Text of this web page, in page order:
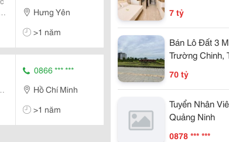
Hưng Yên
>1 năm
0866 *** ***
Hồ Chí Minh
>1 năm
7 tỷ
Bán Lô Đất 3
Trường Chinh,
789M2, Lô
70 tỷ
Tuyển Nhân
Quảng Ninh
0878 *** ***